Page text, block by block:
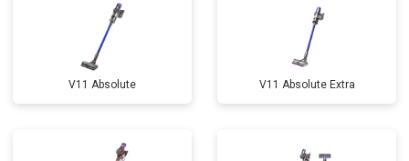
V11 Absolute V11 Absolute Extra